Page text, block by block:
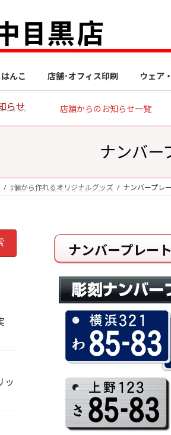
んこ 店舗･オフィス印刷 ウェア
らせ 店舗からのお知らせ一覧
ナンバー
1個から作れるオリジナルグッズ ナンバープレ
ナンバープレー
ッ